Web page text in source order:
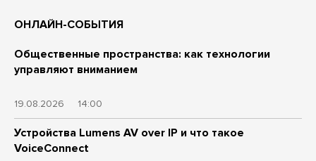
ОНЛАЙН-СОБЫТИЯ
Общественные пространства: как технологии
управляют вниманием
19.08.2026 14:00
Устройства Lumens AV over IP и что такое
VoiceConnect